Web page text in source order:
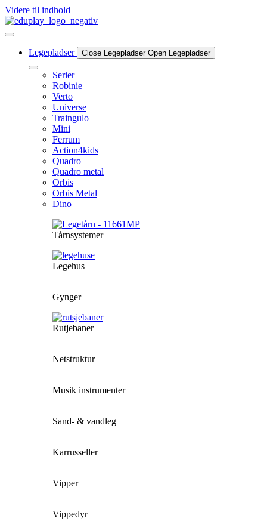
Videre til indhold
Legepladser Close Legepladser Open Legepladser
Serier
Robinie
Verto
Universe
Traingulo
Mini
Ferrum
Action4kids
Quadro
Quadro metal
Orbis
Orbis Metal
Dino
Tårnsystemer
Legehus
Gynger
Rutjebaner
Netstruktur
Musik instrumenter
Sand- & vandleg
Karrusseller
Vipper
Vippedyr